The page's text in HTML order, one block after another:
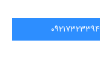
۰۹۲۱۷۳۲۳۳۹۴